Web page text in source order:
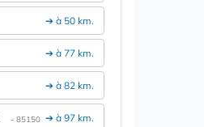
➔ à 50 km.
➔ à 77 km.
➔ à 82 km.
➔ à 97 km.
- 85150